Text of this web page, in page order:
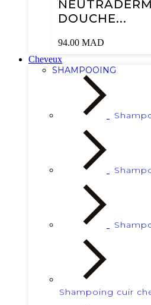
DOUCHE...
94.00 MAD
Cheveux
SHAMPOOING
Shampoing cuir